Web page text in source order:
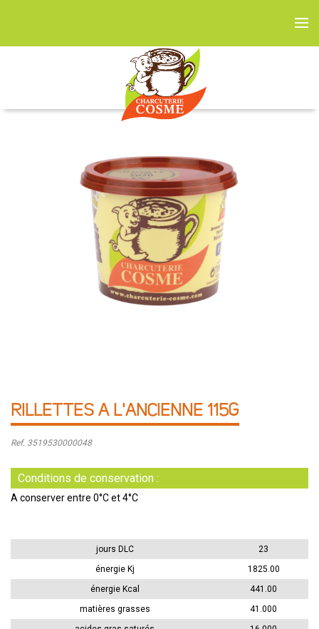
RILLETTES A L'ANCIENNE 115G
Ref. 3519530000048
Conditions de conservation :
A conserver entre 0°C et 4°C
jours DLC
23
énergie Kj
1825.00
énergie Kcal
441.00
matières grasses
41.000